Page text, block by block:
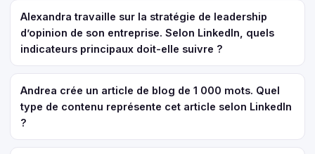
Alexandra travaille sur la stratégie de leadership
d’opinion de son entreprise. Selon LinkedIn, quels
indicateurs principaux doit-elle suivre ?
Andrea crée un article de blog de 1 000 mots. Quel
type de contenu représente cet article selon LinkedIn
?